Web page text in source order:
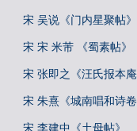
宋 吴说《门内星聚帖》
宋 宋 米芾 《蜀素帖》
宋 张即之《汪氏报本庵
宋 朱熹《城南唱和诗卷
宋 李建中《土母帖》